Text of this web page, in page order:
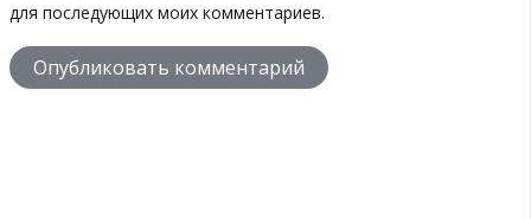
для последующих моих комментариев.